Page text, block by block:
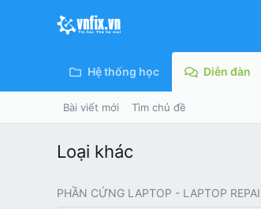
Hệ thống học Diễn đàn
Bài viết mới Tìm chủ đề
Loại khác
PHẦN CỨNG LAPTOP - LAPTOP